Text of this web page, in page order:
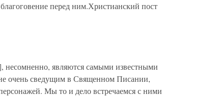
перед ним.Христианский пост
несомненно, являются самыми известными
очень сведущим в Священном Писании,
Мы то и дело встречаемся с ними